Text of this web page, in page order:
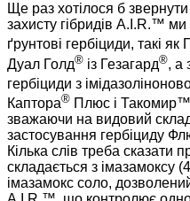
Ще раз хотілося б
захисту гібридів A.I.R.™
ґрунтові гербіциди, такі
Дуал Голд® із Гезагард®, а
гербіциди з
Каптора® Плюс і
зважаючи на видовий
застосування гербіциду
Кілька слів треба сказати
складається з імазамоксу
імазамокс соло,